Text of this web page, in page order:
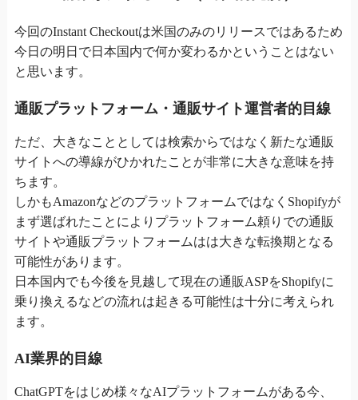
今回のInstant Checkoutは米国のみのリリースではあるため
今日の明日で日本国内で何か変わるかということはない
と思います。
通販プラットフォーム・通販サイト運営者的目線
ただ、大きなこととしては検索からではなく新たな通販
サイトへの導線がひかれたことが非常に大きな意味を持
ちます。
しかもAmazonなどのプラットフォームではなくShopifyが
まず選ばれたことによりプラットフォーム頼りでの通販
サイトや通販プラットフォームはは大きな転換期となる
可能性があります。
日本国内でも今後を見越して現在の通販ASPをShopifyに
乗り換えるなどの流れは起きる可能性は十分に考えられ
ます。
AI業界的目線
ChatGPTをはじめ様々なAIプラットフォームがある今、